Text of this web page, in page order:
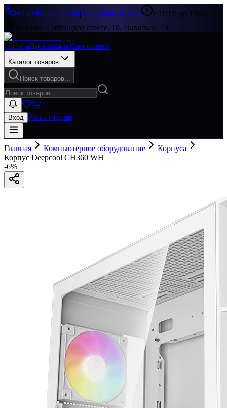
+7 (499) 322-33-86|Перезвоните мне
с 10:00 до 19:00
Москва, Пятницкое шоссе, 18, Павильон 73
ОплатаДоставка и Самовывоз
Каталог товаров
Поиск товаров...
Вход Регистрация
Главная Компьютерное оборудование
Корпуса
Корпус Deepcool CH360 WH
-6%